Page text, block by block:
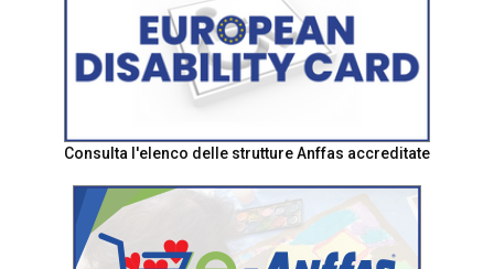
Consulta l'elenco delle strutture Anffas accreditate